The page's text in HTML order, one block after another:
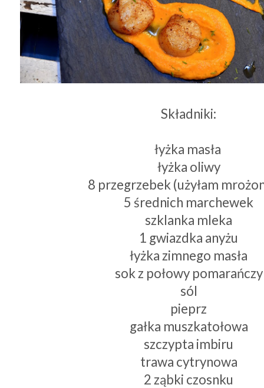
Składniki:
łyżka masła
łyżka oliwy
8 przegrzebek (użyłam
5 średnich marchewek
szklanka mleka
1 gwiazdka anyżu
łyżka zimnego masła
sok z połowy pomarańczy
sól
pieprz
gałka muszkatołowa
szczypta imbiru
trawa cytrynowa
2 ząbki czosnku